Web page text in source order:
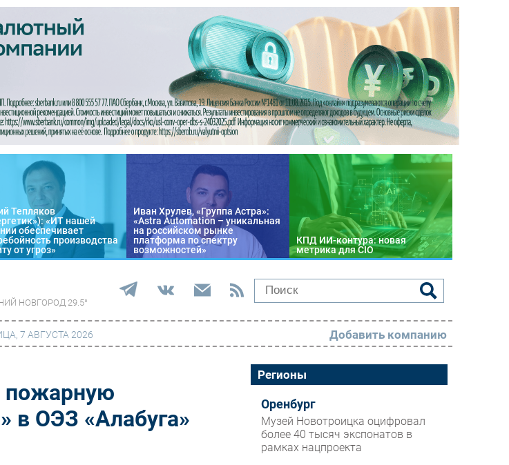
Тепляков
«ИТ нашей
обеспечивает
производства
от угроз»
Иван Хрулев, «Группа Астра»:
«Astra Automation – уникальная
на российском рынке
платформа по спектру
возможностей»
КПД ИИ-контура: новая
метрика для CIO
НОВГОРОД 29.5°
Финансы
Web
РАЗДЕЛЫ
Новости
Аналитика
Интервью
7 АВГУСТА 2026 Добавить компанию
пожарную
в ОЭЗ «Алабуга»
Регионы
Оренбург
Музей Новотроицка оцифровал
более 40 тысяч экспонатов в
рамках нацпроекта